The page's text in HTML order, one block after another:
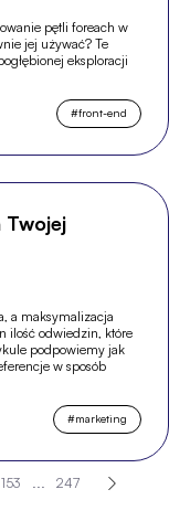
pętli foreach w
jej używać? Te
eksploracji
#front-end
a maksymalizacja
ilość odwiedzin, które
podpowiemy jak
w sposób
#marketing
153 ... 247